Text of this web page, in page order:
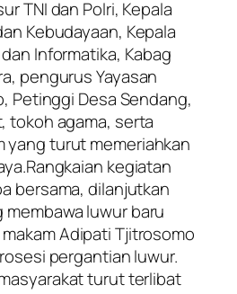
TNI dan Polri, Kepala
Kebudayaan, Kepala
Informatika, Kabag
pengurus Yayasan
Petinggi Desa Sendang,
tokoh agama, serta
yang turut memeriahkan
kegiatan
bersama, dilanjutkan
membawa luwur baru
Adipati Tjitrosomo
pergantian luwur.
turut terlibat